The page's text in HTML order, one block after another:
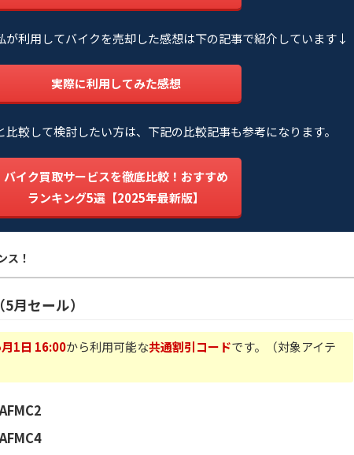
が利用してバイクを売却した感想は下の記事で紹介しています↓
実際に利用してみた感想
較して検討したい方は、下記の比較記事も参考になります。
バイク買取サービスを徹底比較！おすすめ
ランキング5選【2025年最新版】
ス！
月セール）
1日 16:00から利用可能な共通割引コードです。（対象アイテ
AFMC2
AFMC4